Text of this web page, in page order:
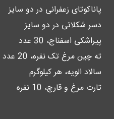
پاناکوتای زعفرانی در دو سایز
دسر شکلاتی در دو سایز
پیراشکی اسفناج، 30 عدد
ته چین مرغ تک نفره، 20 عدد
سالاد الویه، هر کیلوگرم
تارت مرغ و قارچ، 10 نفره